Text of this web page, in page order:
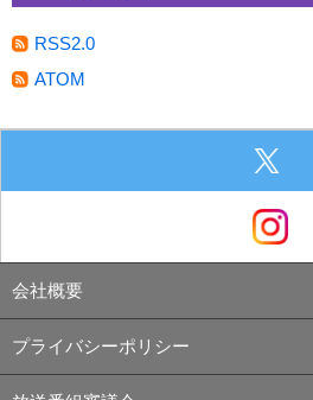
RSS2.0
ATOM
会社概要
プライバシーポリシー